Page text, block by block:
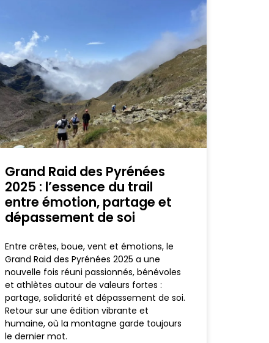
Grand Raid des Pyrénées
2025 : l’essence du trail
entre émotion, partage et
dépassement de soi
Entre crêtes, boue, vent et émotions, le
Grand Raid des Pyrénées 2025 a une
nouvelle fois réuni passionnés, bénévoles
et athlètes autour de valeurs fortes :
partage, solidarité et dépassement de soi.
Retour sur une édition vibrante et
humaine, où la montagne garde toujours
le dernier mot.